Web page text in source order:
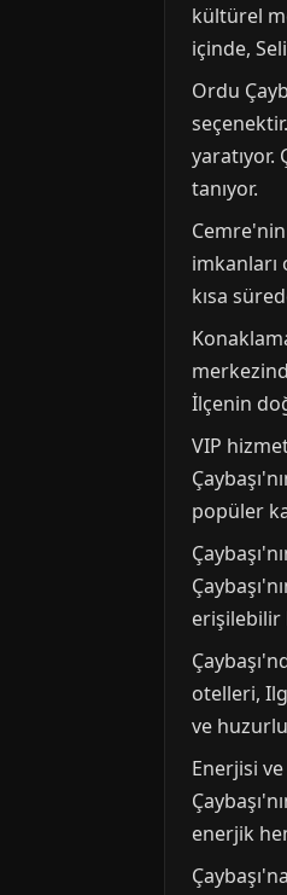
kültürel
içinde,
Ordu
yaratıyor.
tanıyor.
imkanları
kısa
İlçenin
VIP
popüler
erişilebilir
otelleri,
ve
Enerjisi
enerjik